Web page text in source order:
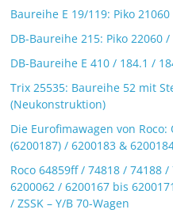
Baureihe E 19/119: Piko 21060
DB-Baureihe 215: Piko 22060 /
DB-Baureihe E 410 / 184.1 /
Trix 25535: Baureihe 52 mit
(Neukonstruktion)
Die Eurofimawagen von Roco:
(6200187) / 6200183 &
Roco 64859ff / 74818 / 74188
6200062 / 6200167 bis
/ ZSSK – Y/B 70-Wagen